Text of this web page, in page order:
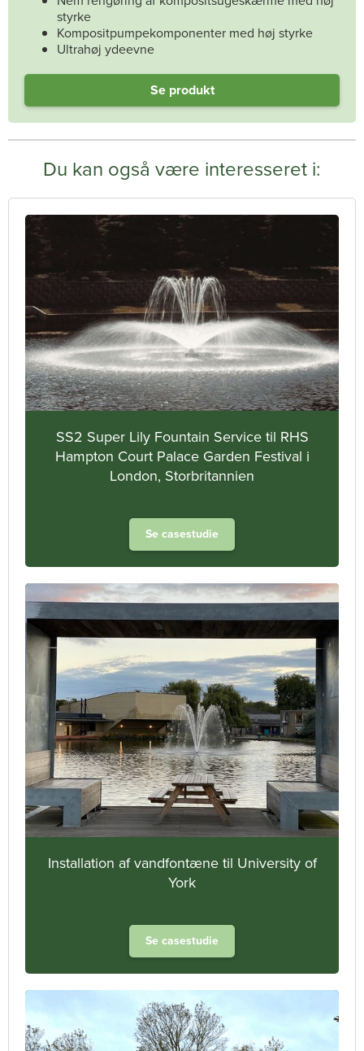
styrke
Kompositpumpekomponenter med høj styrke
Ultrahøj ydeevne
Se produkt
Du kan også være interesseret i:
SS2 Super Lily Fountain Service til RHS
Hampton Court Palace Garden Festival i
London, Storbritannien
Se casestudie
Installation af vandfontæne til University of
York
Se casestudie